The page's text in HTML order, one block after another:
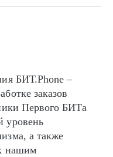
БИТ.Phone –
заказов
Первого БИТа
уровень
а также
нашим